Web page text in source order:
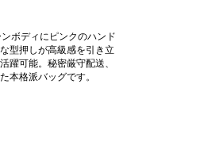
ボディにピンクのハンド
型押しが高級感を引き立
躍可能。秘密厳守配送、
本格派バッグです。